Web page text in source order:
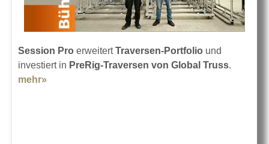
Session Pro erweitertTraversen-Portfolio und
investiert in PreRig-Traversen von Global Truss.
mehr»